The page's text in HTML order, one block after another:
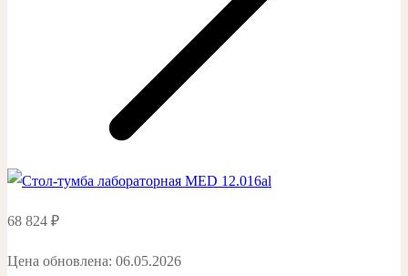
68 824 ₽
Цена обновлена: 06.05.2026